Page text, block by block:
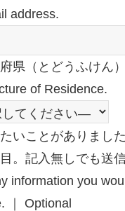
address.
県（とどうふけん
of Residence.
いことがありまし
。記入無しでも送
information you
｜ Optional